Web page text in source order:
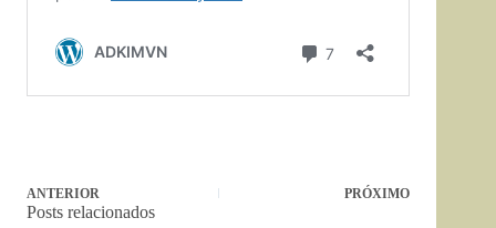
ANTERIOR PRÓXIMO
Posts relacionados